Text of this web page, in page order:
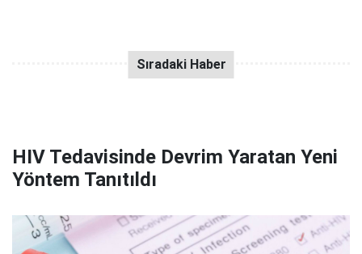
HIV Tedavisinde Devrim Yaratan Yeni
Yöntem Tanıtıldı